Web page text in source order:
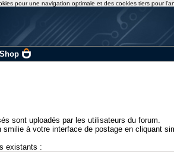
Shop
sont uploadés par les utilisateurs du forum.
smilie à votre interface de postage en cliquant
existants :
pour une navigation optimale et des cookies tiers pour